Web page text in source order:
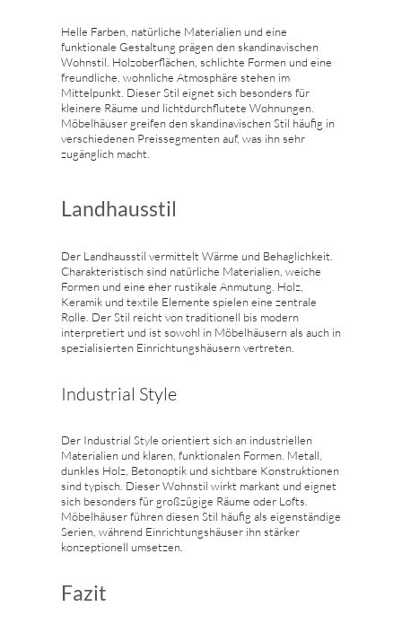
Helle Farben, natürliche Materialien und eine
funktionale Gestaltung prägen den skandinavischen
Wohnstil. Holzoberflächen, schlichte Formen und eine
freundliche, wohnliche Atmosphäre stehen im
Mittelpunkt. Dieser Stil eignet sich besonders für
kleinere Räume und lichtdurchflutete Wohnungen.
Möbelhäuser greifen den skandinavischen Stil häufig in
verschiedenen Preissegmenten auf, was ihn sehr
zugänglich macht.
Landhausstil
Der Landhausstil vermittelt Wärme und Behaglichkeit.
Charakteristisch sind natürliche Materialien, weiche
Formen und eine eher rustikale Anmutung. Holz,
Keramik und textile Elemente spielen eine zentrale
Rolle. Der Stil reicht von traditionell bis modern
interpretiert und ist sowohl in Möbelhäusern als auch in
spezialisierten Einrichtungshäusern vertreten.
Industrial Style
Der Industrial Style orientiert sich an industriellen
Materialien und klaren, funktionalen Formen. Metall,
dunkles Holz, Betonoptik und sichtbare Konstruktionen
sind typisch. Dieser Wohnstil wirkt markant und eignet
sich besonders für großzügige Räume oder Lofts.
Möbelhäuser führen diesen Stil häufig als eigenständige
Serien, während Einrichtungshäuser ihn stärker
konzeptionell umsetzen.
Fazit